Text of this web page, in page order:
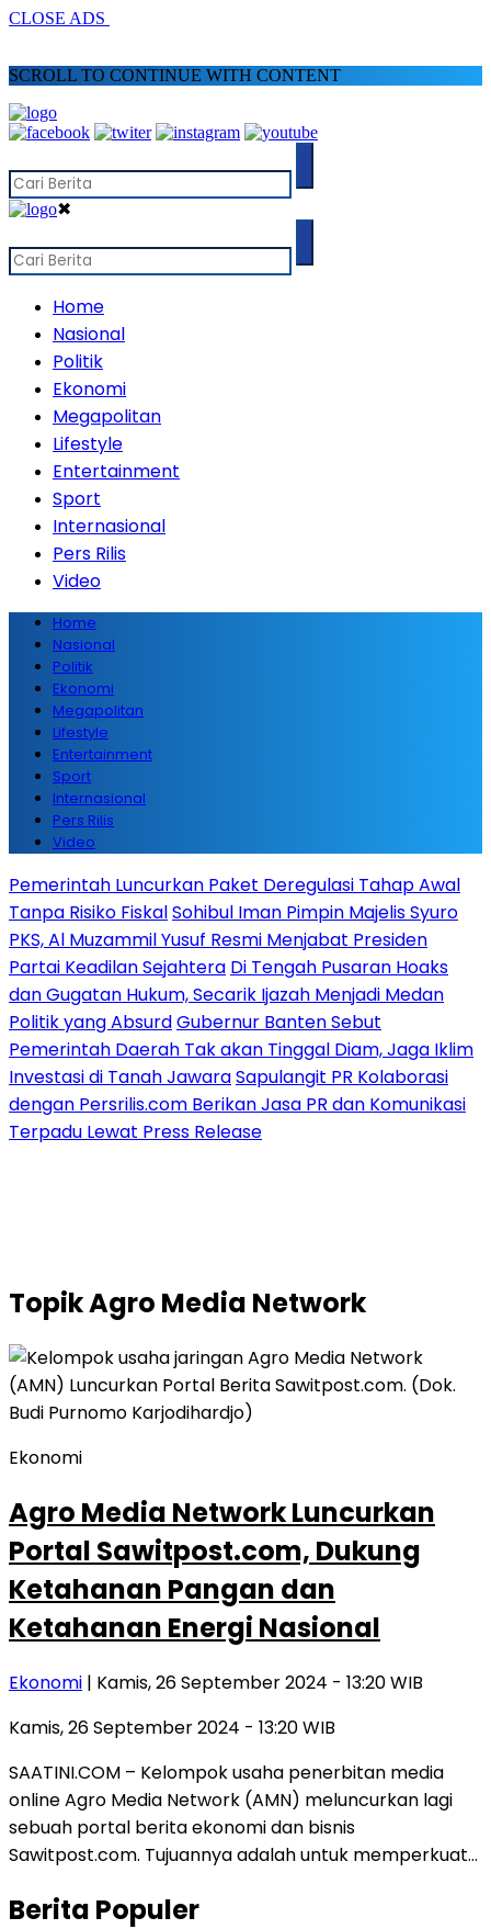
CLOSE ADS
SCROLL TO CONTINUE WITH CONTENT
✖
Home
Nasional
Politik
Ekonomi
Megapolitan
Lifestyle
Entertainment
Sport
Internasional
Pers Rilis
Video
Home
Nasional
Politik
Ekonomi
Megapolitan
Lifestyle
Entertainment
Sport
Internasional
Pers Rilis
Video
Pemerintah Luncurkan Paket Deregulasi Tahap Awal
Tanpa Risiko FiskalSohibul Iman Pimpin Majelis Syuro
PKS, Al Muzammil Yusuf Resmi Menjabat Presiden
Partai Keadilan Sejahtera Di Tengah Pusaran Hoaks
dan Gugatan Hukum, Secarik Ijazah Menjadi Medan
Politik yang AbsurdGubernur Banten Sebut
Pemerintah Daerah Tak akan Tinggal Diam, Jaga Iklim
Investasi di Tanah JawaraSapulangit PR Kolaborasi
dengan Persrilis.com Berikan Jasa PR dan Komunikasi
Terpadu Lewat Press Release
TopikAgro Media Network
Ekonomi
Agro Media Network Luncurkan
Portal Sawitpost.com, Dukung
Ketahanan Pangan dan
Ketahanan Energi Nasional
Ekonomi | Kamis, 26 September 2024 - 13:20 WIB
Kamis, 26 September 2024 - 13:20 WIB
SAATINI.COM – Kelompok usaha penerbitan media
online Agro Media Network (AMN) meluncurkan lagi
sebuah portal berita ekonomi dan bisnis
Sawitpost.com. Tujuannya adalah untuk memperkuat…
Berita Populer